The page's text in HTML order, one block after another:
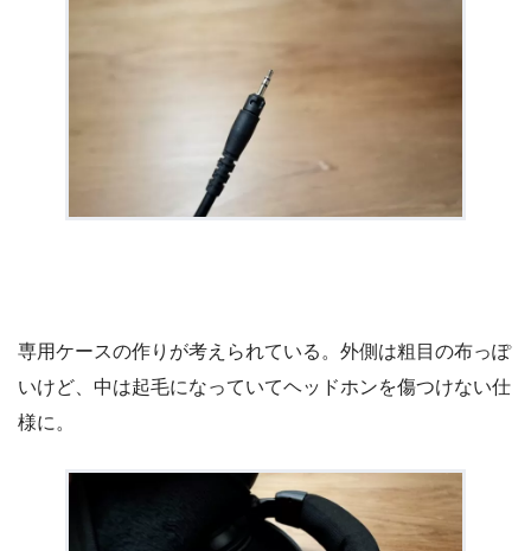
専用ケースの作りが考えられている。外側は粗目の布っぽ
いけど、中は起毛になっていてヘッドホンを傷つけない仕
様に。